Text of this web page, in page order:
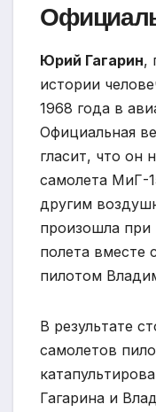
Юрий Гагарин,
истории
1968 года в
Официальная
гласит, что он
самолета МиГ-
другим
произошла при
полета вместе
пилотом
В результате
самолетов
Гагарина и